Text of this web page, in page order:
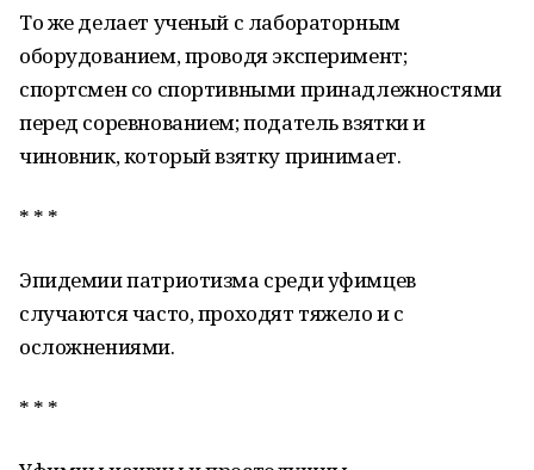
То же делает ученый с лабораторным
оборудованием, проводя эксперимент;
спортсмен со спортивными принадлежностями
перед соревнованием; податель взятки и
чиновник, который взятку принимает.
* * *
Эпидемии патриотизма среди уфимцев
случаются часто, проходят тяжело и с
осложнениями.
* * *